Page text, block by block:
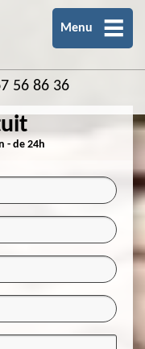
Menu
56 86 36
- de 24h